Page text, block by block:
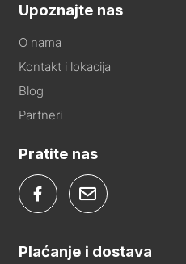
Upoznajte nas
O nama
Kontakt i lokacija
Blog
Partneri
Pratite nas
Plaćanje i dostava